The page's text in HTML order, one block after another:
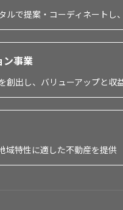
ルで提案・コーディネート
ン事業
創出し、バリューアップと収
域特性に適した不動産を提供